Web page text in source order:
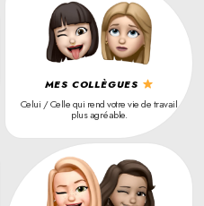
MES COLLÈGUES
Celui / Celle qui rend votre vie de travail
plus agréable.